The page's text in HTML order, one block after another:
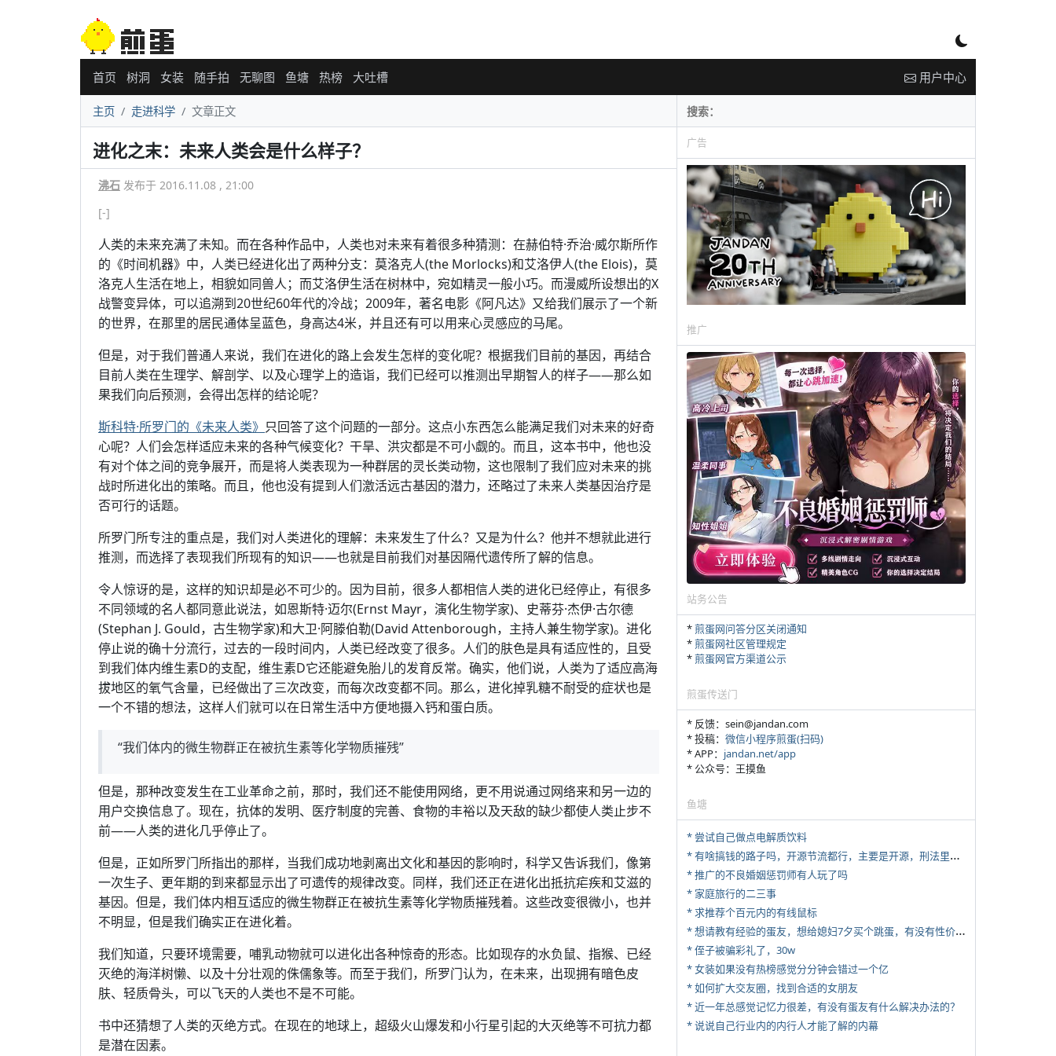
首页 树洞 女装 随手拍 无聊图 鱼塘 热榜 大吐槽 用户中心
主页 走进科学 文章正文
进化之末：未来人类会是什么样子？
沸石 发布于 2016.11.08 , 21:00
[-]
人类的未来充满了未知。而在各种作品中，人类也对未来有着很多种猜测：在赫伯特·乔治·威尔斯所作
的《时间机器》中，人类已经进化出了两种分支：莫洛克人(the Morlocks)和艾洛伊人(the Elois)，莫
洛克人生活在地上，相貌如同兽人；而艾洛伊生活在树林中，宛如精灵一般小巧。而漫威所设想出的X
战警变异体，可以追溯到20世纪60年代的冷战；2009年，著名电影《阿凡达》又给我们展示了一个新
的世界，在那里的居民通体呈蓝色，身高达4米，并且还有可以用来心灵感应的马尾。
但是，对于我们普通人来说，我们在进化的路上会发生怎样的变化呢？根据我们目前的基因，再结合
目前人类在生理学、解剖学、以及心理学上的造诣，我们已经可以推测出早期智人的样子——那么如
果我们向后预测，会得出怎样的结论呢？
斯科特·所罗门的《未来人类》 只回答了这个问题的一部分。这点小东西怎么能满足我们对未来的好奇
心呢？人们会怎样适应未来的各种气候变化？干旱、洪灾都是不可小觑的。而且，这本书中，他也没
有对个体之间的竞争展开，而是将人类表现为一种群居的灵长类动物，这也限制了我们应对未来的挑
战时所进化出的策略。而且，他也没有提到人们激活远古基因的潜力，还略过了未来人类基因治疗是
否可行的话题。
所罗门所专注的重点是，我们对人类进化的理解：未来发生了什么？又是为什么？他并不想就此进行
推测，而选择了表现我们所现有的知识——也就是目前我们对基因隔代遗传所了解的信息。
令人惊讶的是，这样的知识却是必不可少的。因为目前，很多人都相信人类的进化已经停止，有很多
不同领域的名人都同意此说法，如恩斯特·迈尔(Ernst Mayr，演化生物学家)、史蒂芬·杰伊·古尔德
(Stephan J. Gould，古生物学家)和大卫·阿滕伯勒(David Attenborough，主持人兼生物学家)。进化
停止说的确十分流行，过去的一段时间内，人类已经改变了很多。人们的肤色是具有适应性的，且受
到我们体内维生素D的支配，维生素D它还能避免胎儿的发育反常。确实，他们说，人类为了适应高海
拔地区的氧气含量，已经做出了三次改变，而每次改变都不同。那么，进化掉乳糖不耐受的症状也是
一个不错的想法，这样人们就可以在日常生活中方便地摄入钙和蛋白质。
“我们体内的微生物群正在被抗生素等化学物质摧残”
但是，那种改变发生在工业革命之前，那时，我们还不能使用网络，更不用说通过网络来和另一边的
用户交换信息了。现在，抗体的发明、医疗制度的完善、食物的丰裕以及天敌的缺少都使人类止步不
前——人类的进化几乎停止了。
但是，正如所罗门所指出的那样，当我们成功地剥离出文化和基因的影响时，科学又告诉我们，像第
一次生子、更年期的到来都显示出了可遗传的规律改变。同样，我们还正在进化出抵抗疟疾和艾滋的
基因。但是，我们体内相互适应的微生物群正在被抗生素等化学物质摧残着。这些改变很微小，也并
不明显，但是我们确实正在进化着。
我们知道，只要环境需要，哺乳动物就可以进化出各种惊奇的形态。比如现存的水负鼠、指猴、已经
灭绝的海洋树懒、以及十分壮观的侏儒象等。而至于我们，所罗门认为，在未来，出现拥有暗色皮
肤、轻质骨头，可以飞天的人类也不是不可能。
书中还猜想了人类的灭绝方式。在现在的地球上，超级火山爆发和小行星引起的大灭绝等不可抗力都
是潜在因素。
广告
推广
站务公告
*煎蛋网问答分区关闭通知
*煎蛋网社区管理规定
*煎蛋网官方渠道公示
煎蛋传送门
* 反馈：sein@jandan.com
* 投稿： 微信小程序煎蛋(扫码)
* APP： jandan.net/app
* 公众号：王摸鱼
鱼塘
* 尝试自己做点电解质饮料
*
有啥搞钱的路子吗，开源节流都行，主要是开源，刑法里的咱不做
* 推广的不良婚姻惩罚师有人玩了吗
* 家庭旅行的二三事
* 求推荐个百元内的有线鼠标
*
想请教有经验的蛋友，想给媳妇7夕买个跳蛋，有没有性价比高的推荐
* 侄子被骗彩礼了，30w
* 女装如果没有热榜感觉分分钟会错过一个亿
* 如何扩大交友圈，找到合适的女朋友
* 近一年总感觉记忆力很差，有没有蛋友有什么解决办法的？
* 说说自己行业内的内行人才能了解的内幕